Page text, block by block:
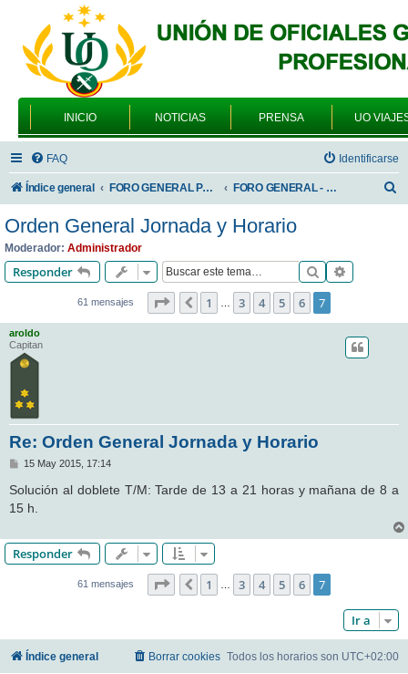
INICIO NOTICIAS PRENSA UO
FAQ Identificarse
Índice general FORO GENERAL PARA TODOS LOS USUARIOS FORO GENERAL - TEMAS PROFESIONALES
Orden General Jornada y Horario
Moderador: Administrador
Responder Buscar
61 mensajes Página de 7
Anterior
1 … 3 4 5 6 7
aroldo
Capitan
Re: Orden General Jornada y Horario
M
n
s
a
15 May 2015, 17:14
Solución al doblete T/M: Tarde de 13 a 21 horas y mañana de 8 a
15 h.
Responder
61 mensajes Página 7
Anterior
1 3 4 5 6 7
Ir a
Índice general Todos los horarios son UTC+02:00
Borrar cookies